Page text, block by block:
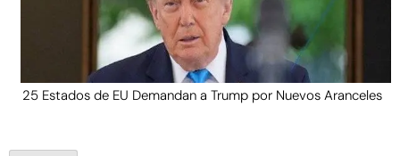
25 Estados de EU Demandan a Trump por Nuevos Aranceles